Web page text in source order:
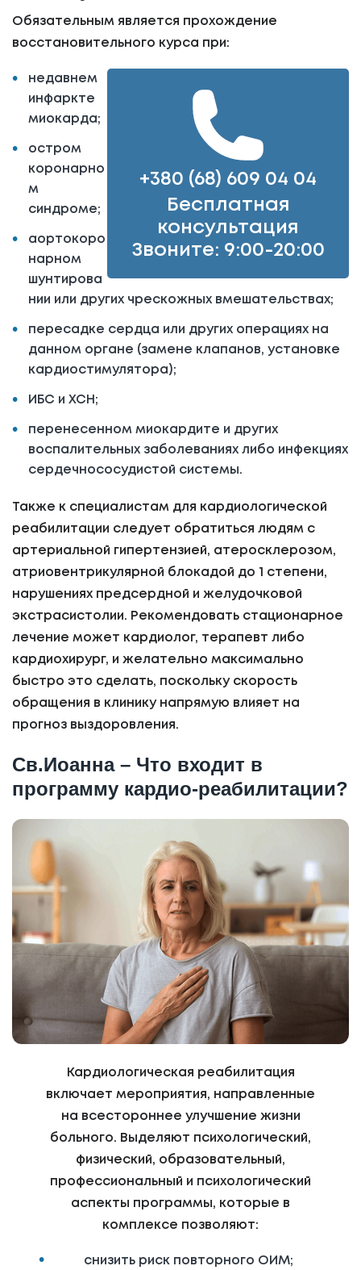
Обязательным является прохождение
восстановительного курса при:
+380 (68) 609 04 04
Бесплатная
консультация
Звоните: 9:00-20:00
недавнем
инфаркте
миокарда;
остром
коронарно
м
синдроме;
аортокоро
нарном
шунтирова
нии или других чрескожных вмешательствах;
пересадке сердца или других операциях на
данном органе (замене клапанов, установке
кардиостимулятора);
ИБС и ХСН;
перенесенном миокардите и других
воспалительных заболеваниях либо инфекциях
сердечнососудистой системы.
Также к специалистам для кардиологической
реабилитации следует обратиться людям с
артериальной гипертензией, атеросклерозом,
атриовентрикулярной блокадой до 1 степени,
нарушениях предсердной и желудочковой
экстрасистолии. Рекомендовать стационарное
лечение может кардиолог, терапевт либо
кардиохирург, и желательно максимально
быстро это сделать, поскольку скорость
обращения в клинику напрямую влияет на
прогноз выздоровления.
Св.Иоанна – Что входит в
программу кардио-реабилитации?
Кардиологическая реабилитация
включает мероприятия, направленные
на всестороннее улучшение жизни
больного. Выделяют психологический,
физический, образовательный,
профессиональный и психологический
аспекты программы, которые в
комплексе позволяют:
снизить риск повторного ОИМ;